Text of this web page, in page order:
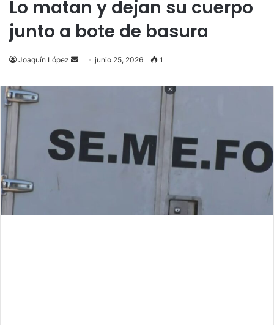
Lo matan y dejan su cuerpo
junto a bote de basura
Joaquín López
Send
email
junio 25, 2026 1